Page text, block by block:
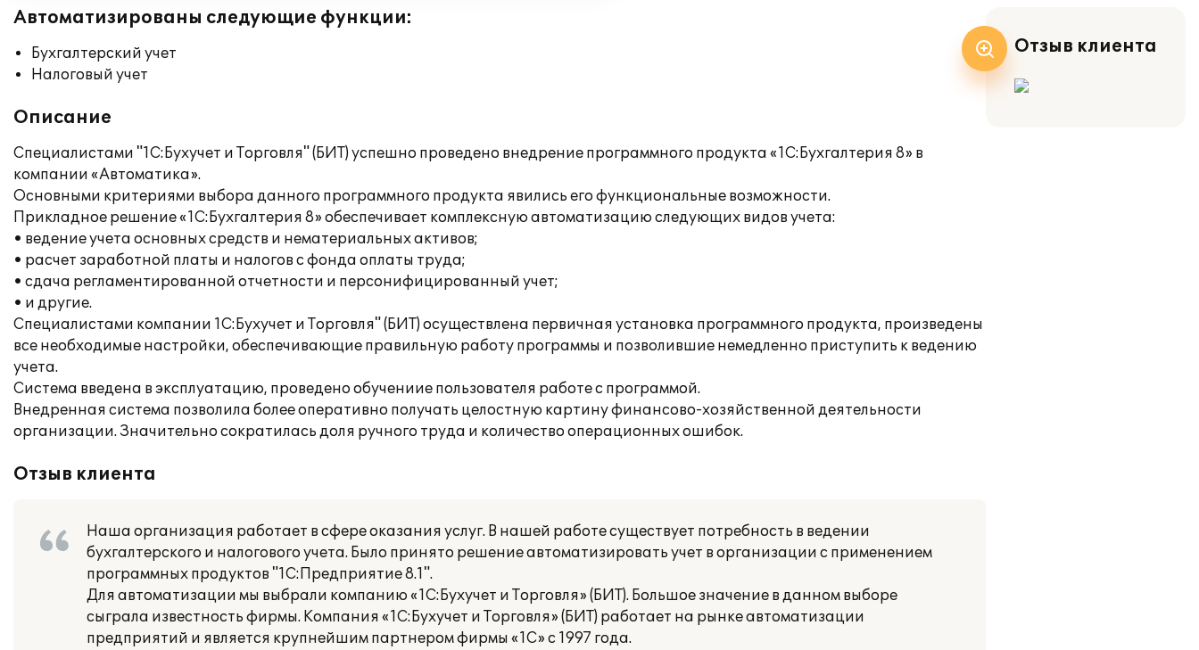
Автоматизированы следующие функции:
Бухгалтерский учет
Налоговый учет
Описание
Специалистами "1С:Бухучет и Торговля" (БИТ) успешно проведено внедрение программного продукта «1С:Бухгалтерия 8» в
компании «Автоматика».
Основными критериями выбора данного программного продукта явились его функциональные возможности.
Прикладное решение «1С:Бухгалтерия 8» обеспечивает комплексную автоматизацию следующих видов учета:
• ведение учета основных средств и нематериальных активов;
• расчет заработной платы и налогов с фонда оплаты труда;
• сдача регламентированной отчетности и персонифицированный учет;
• и другие.
Специалистами компании 1С:Бухучет и Торговля" (БИТ) осуществлена первичная установка программного продукта, произведены
все необходимые настройки, обеспечивающие правильную работу программы и позволившие немедленно приступить к ведению
учета.
Система введена в эксплуатацию, проведено обучениие пользователя работе с программой.
Внедренная система позволила более оперативно получать целостную картину финансово-хозяйственной деятельности
организации. Значительно сократилась доля ручного труда и количество операционных ошибок.
Отзыв клиента
Наша организация работает в сфере оказания услуг. В нашей работе существует потребность в ведении
бухгалтерского и налогового учета. Было принято решение автоматизировать учет в организации с применением
программных продуктов "1С:Предприятие 8.1".
Для автоматизации мы выбрали компанию «1С:Бухучет и Торговля» (БИТ). Большое значение в данном выборе
сыграла известность фирмы. Компания «1С:Бухучет и Торговля» (БИТ) работает на рынке автоматизации
предприятий и является крупнейшим партнером фирмы «1С» с 1997 года.
Отзыв клиента